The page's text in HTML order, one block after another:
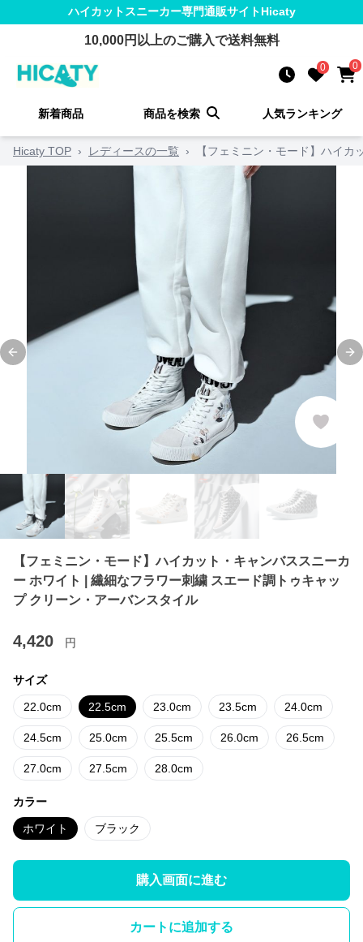
ハイカットスニーカー専門通販サイトHicaty
10,000円以上のご購入で送料無料
0 0
新着商品 商品を検索 人気ランキング
Hicaty TOP › レディースの一覧 › 【フェミニン・モード】ハイ
Previous slide
【フェミニン・モード】ハイカット・キャンバススニーカ
ー ホワイト | 繊細なフラワー刺繍 スエード調トゥキャッ
プ クリーン・アーバンスタイル
4,420 円
サイズ
22.0cm 22.5cm 23.0cm 23.5cm 24.0cm
24.5cm 25.0cm 25.5cm 26.0cm 26.5cm
27.0cm 27.5cm 28.0cm
カラー
ホワイト ブラック
購入画面に進む
カートに追加する